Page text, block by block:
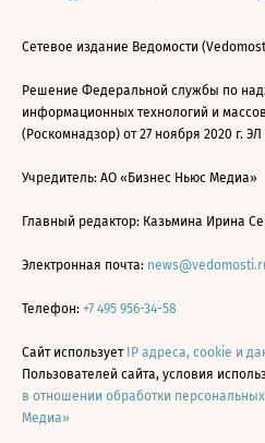
Сетевое издание Ведомости
Решение Федеральной службы по
информационных технологий и
(Роскомнадзор) от 27 ноября 2020 г.
Учредитель: АО «Бизнес Ньюс Медиа»
Главный редактор: Казьмина Ирина
Электронная почта:
Телефон: +7 495 956-34-58
Сайт использует IP адреса, cookie и
Пользователей сайта, условия
в отношении обработки
Медиа»